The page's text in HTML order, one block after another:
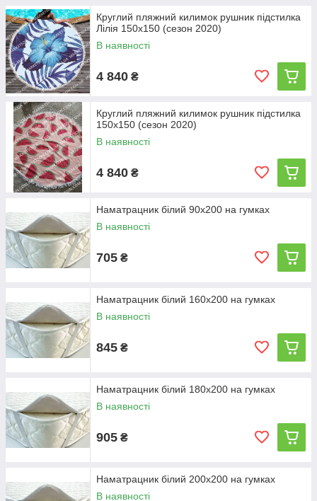
Круглий пляжний килимок рушник підстилка
Лілія 150х150 (сезон 2020)
В наявності
4 840 ₴
Круглий пляжний килимок рушник підстилка
150х150 (сезон 2020)
В наявності
4 840 ₴
Наматрацник білий 90х200 на гумках
В наявності
705 ₴
Наматрацник білий 160х200 на гумках
В наявності
845 ₴
Наматрацник білий 180х200 на гумках
В наявності
905 ₴
Наматрацник білий 200х200 на гумках
В наявності